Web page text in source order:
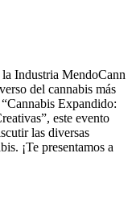
Industria MendoCann
del cannabis más
Expandido:
este evento
las diversas
¡Te presentamos a